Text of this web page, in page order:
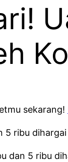
sekarang!
5 ribu
dan 5 ribu